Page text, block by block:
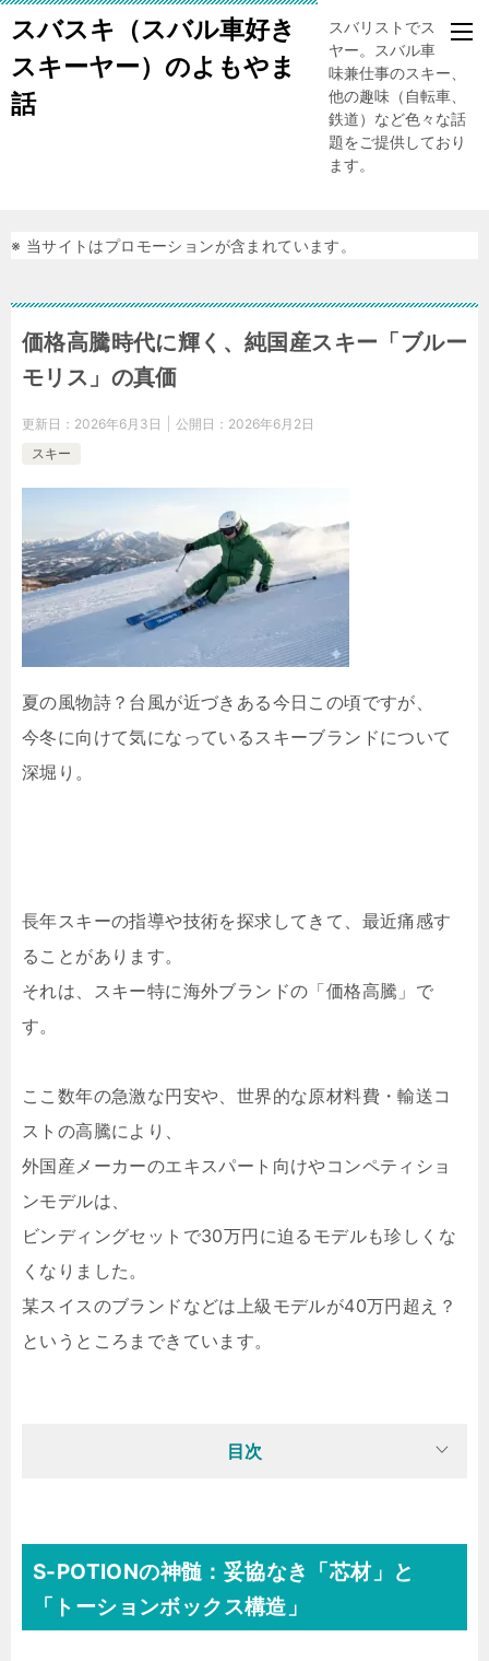
スバスキ（スバル車好き
スキーヤー）のよもやま
話
スバリストでスキー
ヤー。スバル車、趣
味兼仕事のスキー、
他の趣味（自転車、
鉄道）など色々な話
題をご提供しており
ます。
※ 当サイトはプロモーションが含まれています。
価格高騰時代に輝く、純国産スキー「ブルー
モリス」の真価
更新日： 2026年6月3日 公開日： 2026年6月2日
スキー
夏の風物詩？台風が近づきある今日この頃ですが、
今冬に向けて気になっているスキーブランドについて
深堀り。
長年スキーの指導や技術を探求してきて、最近痛感す
ることがあります。
それは、スキー特に海外ブランドの「価格高騰」で
す。
ここ数年の急激な円安や、世界的な原材料費・輸送コ
ストの高騰により、
外国産メーカーのエキスパート向けやコンペティショ
ンモデルは、
ビンディングセットで30万円に迫るモデルも珍しくな
くなりました。
某スイスのブランドなどは上級モデルが40万円超え？
というところまできています。
目次
S-POTIONの神髄：妥協なき「芯材」と
「トーションボックス構造」